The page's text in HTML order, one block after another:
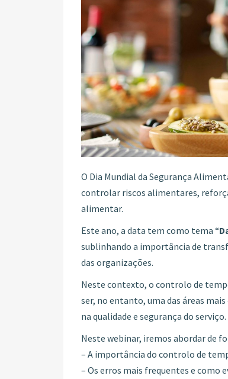
O Dia Mundial da Segurança
controlar riscos alimentares,
alimentar.
Este ano, a data tem como tema “
sublinhando a importância de
das organizações.
Neste contexto, o controlo de
ser, no entanto, uma das áreas
na qualidade e segurança do serviço.
Neste webinar, iremos abordar de
– A importância do controlo de
– Os erros mais frequentes e como